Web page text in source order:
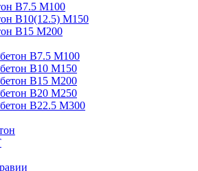
В7.5 М100
В10(12.5) М150
В15 М200
В7.5 М100
В10 М150
В15 М200
В20 М250
В22.5 М300